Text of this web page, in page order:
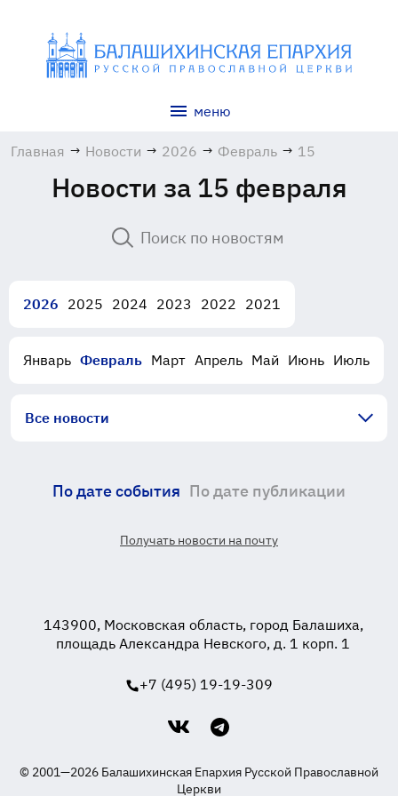
меню
Главная → Новости → 2026 → Февраль → 15
Новости за 15 февраля
2026 2025 2024 2023 2022 2021
Январь Февраль Март Апрель Май Июнь Июль
Все новости
По дате события По дате публикации
Получать новости на почту
143900, Московская область, город Балашиха,
площадь Александра Невского, д. 1 корп. 1
+7 (495) 19-19-309
© 2001—2026 Балашихинская Епархия Русской Православной
Церкви